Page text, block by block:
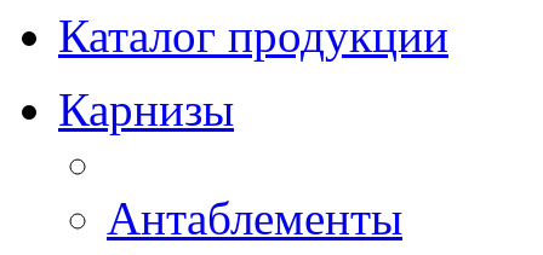
Каталог продукции
Карнизы
Антаблементы